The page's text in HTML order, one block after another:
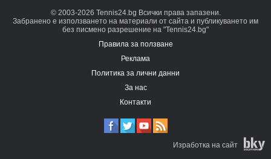
© 2003-2026 Tennis24.bg Всички права запазени.
Забранено е използването на материали от сайта и публикуването им
без писмено разрешение на "Tennis24.bg"
Правила за ползване
Реклама
Политика за лични данни
За нас
Контакти
Изработка на сайт